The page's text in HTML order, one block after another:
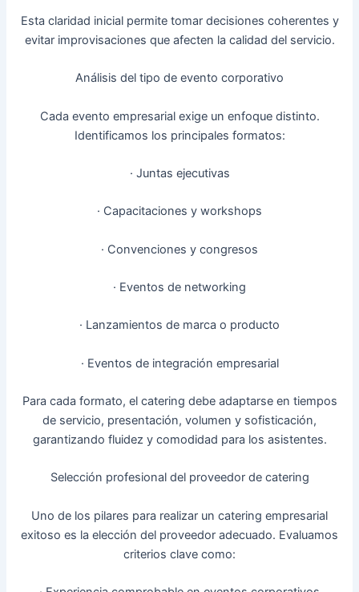
Esta claridad inicial permite tomar decisiones coherentes y
evitar improvisaciones que afecten la calidad del servicio.
Análisis del tipo de evento corporativo
Cada evento empresarial exige un enfoque distinto.
Identificamos los principales formatos:
· Juntas ejecutivas
· Capacitaciones y workshops
· Convenciones y congresos
· Eventos de networking
· Lanzamientos de marca o producto
· Eventos de integración empresarial
Para cada formato, el catering debe adaptarse en tiempos
de servicio, presentación, volumen y sofisticación,
garantizando fluidez y comodidad para los asistentes.
Selección profesional del proveedor de catering
Uno de los pilares para realizar un catering empresarial
exitoso es la elección del proveedor adecuado. Evaluamos
criterios clave como: